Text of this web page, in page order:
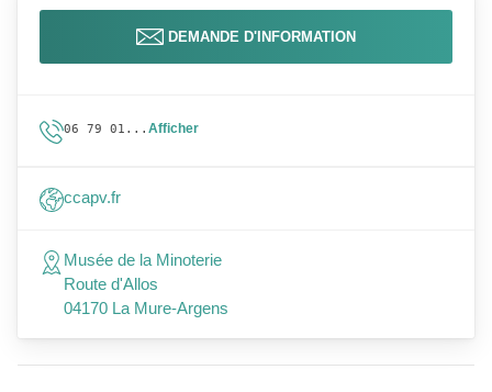
DEMANDE D'INFORMATION
06 79 01... Afficher
ccapv.fr
Musée de la Minoterie
Route d'Allos
04170 La Mure-Argens